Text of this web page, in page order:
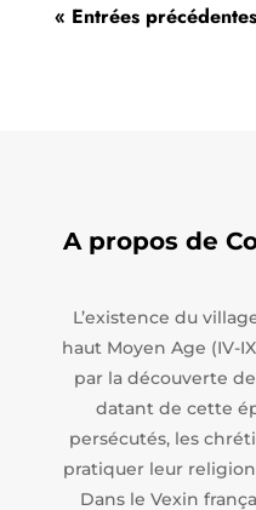
« Entrées précédentes
A propos de
L’existence du
haut Moyen Age (IV-
par la découverte
datant de cette
persécutés, les
pratiquer leur religion
Dans le Vexin